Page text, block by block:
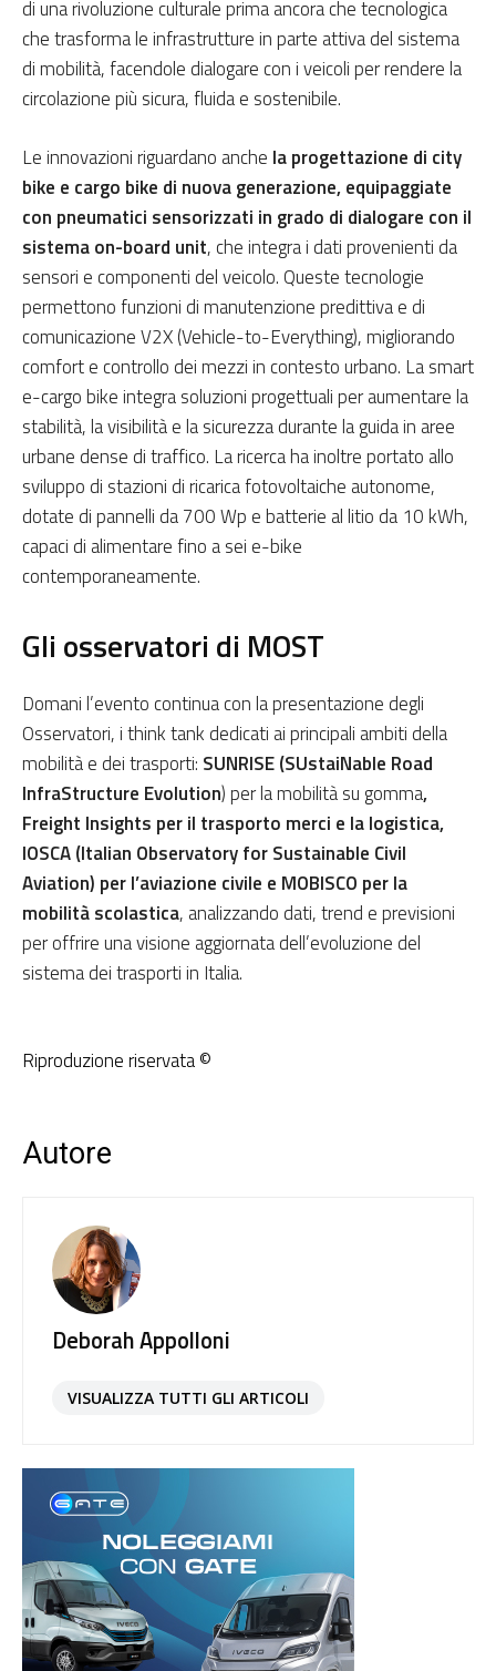
di una rivoluzione culturale prima ancora che tecnologica
che trasforma le infrastrutture in parte attiva del sistema
di mobilità, facendole dialogare con i veicoli per rendere la
circolazione più sicura, fluida e sostenibile.
Le innovazioni riguardano anche la progettazione di city
bike e cargo bike di nuova generazione, equipaggiate
con pneumatici sensorizzati in grado di dialogare con il
sistema on-board unit, che integra i dati provenienti da
sensori e componenti del veicolo. Queste tecnologie
permettono funzioni di manutenzione predittiva e di
comunicazione V2X (Vehicle-to-Everything), migliorando
comfort e controllo dei mezzi in contesto urbano. La smart
e-cargo bike integra soluzioni progettuali per aumentare la
stabilità, la visibilità e la sicurezza durante la guida in aree
urbane dense di traffico. La ricerca ha inoltre portato allo
sviluppo di stazioni di ricarica fotovoltaiche autonome,
dotate di pannelli da 700 Wp e batterie al litio da 10 kWh,
capaci di alimentare fino a sei e-bike
contemporaneamente.
Gli osservatori di MOST
Domani l’evento continua con la presentazione degli
Osservatori, i think tank dedicati ai principali ambiti della
mobilità e dei trasporti: SUNRISE (SUstaiNable Road
InfraStructure Evolution) per la mobilità su gomma,
Freight Insights per il trasporto merci e la logistica,
IOSCA (Italian Observatory for Sustainable Civil
Aviation) per l’aviazione civile e MOBISCO per la
mobilità scolastica, analizzando dati, trend e previsioni
per offrire una visione aggiornata dell’evoluzione del
sistema dei trasporti in Italia.
Riproduzione riservata ©
Autore
Deborah Appolloni
VISUALIZZA TUTTI GLI ARTICOLI